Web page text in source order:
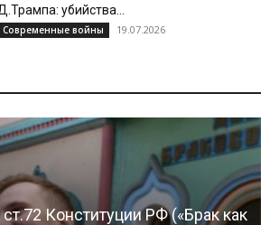
убийства...
Современные войны 19.07.2026
Конституции РФ («Брак как